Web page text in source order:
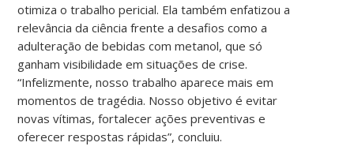
otimiza o trabalho pericial. Ela também enfatizou a
relevância da ciência frente a desafios como a
adulteração de bebidas com metanol, que só
ganham visibilidade em situações de crise.
“Infelizmente, nosso trabalho aparece mais em
momentos de tragédia. Nosso objetivo é evitar
novas vítimas, fortalecer ações preventivas e
oferecer respostas rápidas”, concluiu.